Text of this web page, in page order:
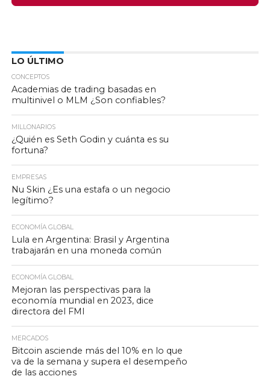
LO ÚLTIMO
CONCEPTOS
Academias de trading basadas en
multinivel o MLM ¿Son confiables?
MILLONARIOS
¿Quién es Seth Godin y cuánta es su
fortuna?
EMPRESAS
Nu Skin ¿Es una estafa o un negocio
legítimo?
ECONOMÍA GLOBAL
Lula en Argentina: Brasil y Argentina
trabajarán en una moneda común
ECONOMÍA GLOBAL
Mejoran las perspectivas para la
economía mundial en 2023, dice
directora del FMI
MERCADOS
Bitcoin asciende más del 10% en lo que
va de la semana y supera el desempeño
de las acciones